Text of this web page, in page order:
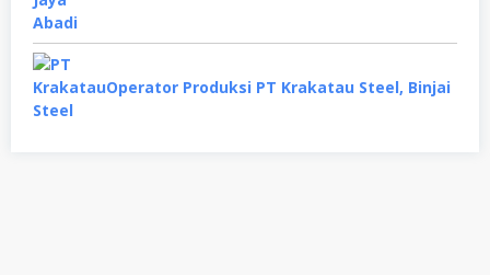
Operator Produksi PT Krakatau Steel, Binjai